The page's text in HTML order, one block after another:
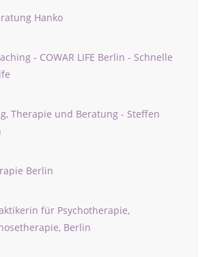
Hanko
- COWAR LIFE Berlin - Schnelle
Therapie und Beratung - Steffen
Berlin
für Psychotherapie,
Berlin